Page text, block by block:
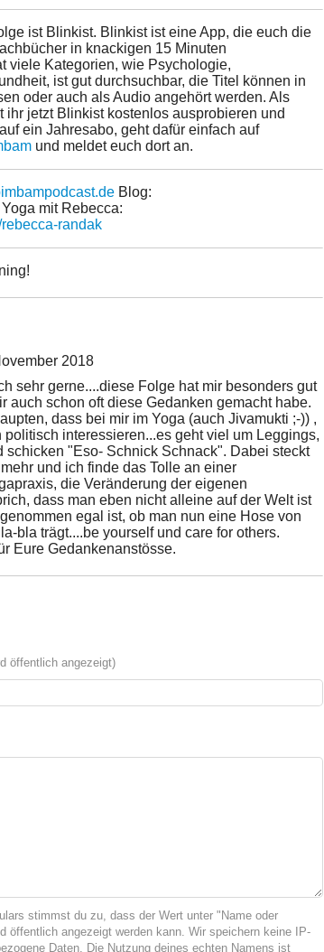
ist Blinkist. Blinkist ist eine App, die euch die
in knackigen 15 Minuten
viele Kategorien, wie Psychologie,
ist gut durchsuchbar, die Titel können in
oder auch als Audio angehört werden. Als
ihr jetzt Blinkist kostenlos ausprobieren und
ein Jahresabo, geht dafür einfach auf
und meldet euch dort an.
Blog:
Yoga mit Rebecca:
randak
2018
sehr gerne....diese Folge hat mir besonders gut
auch schon oft diese Gedanken gemacht habe.
dass bei mir im Yoga (auch Jivamukti ;-)) ,
interessieren...es geht viel um Leggings,
schicken "Eso- Schnick Schnack". Dabei steckt
und ich finde das Tolle an einer
die Veränderung der eigenen
dass man eben nicht alleine auf der Welt ist
egal ist, ob man nun eine Hose von
bla trägt....be yourself und care for others.
Eure Gedankenanstösse.
öffentlich angezeigt)
stimmst du zu, dass der Wert unter "Name oder
öffentlich angezeigt werden kann. Wir speichern keine IP-
Daten. Die Nutzung deines echten Namens ist